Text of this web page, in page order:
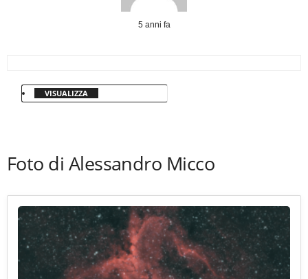
5 anni fa
VISUALIZZA
Foto di Alessandro Micco